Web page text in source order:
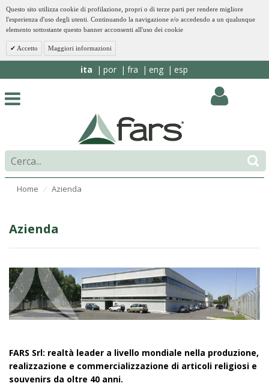
Questo sito utilizza cookie di profilazione, propri o di terze parti per rendere migliore
l'esperienza d'uso degli utenti. Continuando la navigazione e/o accedendo a un qualunque
elemento sottostante questo banner acconsenti all'uso dei cookie
Accetto Maggiori informazioni
ita por fra eng esp
Home ⁄ Azienda
Azienda
FARS Srl: realtà leader a livello mondiale nella produzione,
realizzazione e commercializzazione di articoli religiosi e
souvenirs da oltre 40 anni.